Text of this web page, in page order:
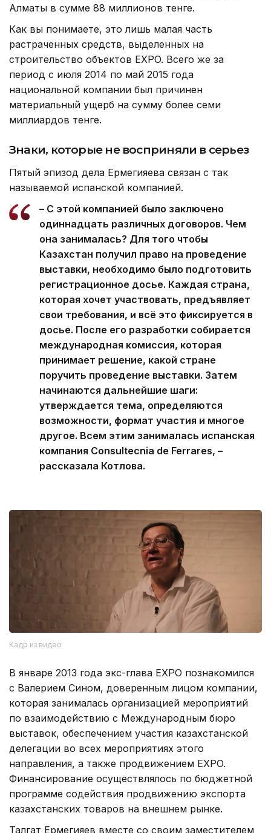
Алматы в сумме 88 миллионов тенге.
Как вы понимаете, это лишь малая часть
растраченных средств, выделенных на
строительство объектов EXPO. Всего же за
период с июля 2014 по май 2015 года
национальной компании был причинен
материальный ущерб на сумму более семи
миллиардов тенге.
Знаки, которые не восприняли в серьез
Пятый эпизод дела Ермегияева связан с так
называемой испанской компанией.
– С этой компанией было заключено
одиннадцать различных договоров. Чем
она занималась? Для того чтобы
Казахстан получил право на проведение
выставки, необходимо было подготовить
регистрационное досье. Каждая страна,
которая хочет участвовать, предъявляет
свои требования, и всё это фиксируется в
досье. После его разработки собирается
международная комиссия, которая
принимает решение, какой стране
поручить проведение выставки. Затем
начинаются дальнейшие шаги:
утверждается тема, определяются
возможности, формат участия и многое
другое. Всем этим занималась испанская
компания Consultecnia de Ferrares, –
рассказала Котлова.
Кадр из видео
В январе 2013 года экс-глава EXPO познакомился
с Валерием Сином, доверенным лицом компании,
которая занималась организацией мероприятий
по взаимодействию с Международным бюро
выставок, обеспечением участия казахстанской
делегации во всех мероприятиях этого
направления, а также продвижением EXPO.
Финансирование осуществлялось по бюджетной
программе содействия продвижению экспорта
казахстанских товаров на внешнем рынке.
Талгат Ермегияев вместе со своим заместителем